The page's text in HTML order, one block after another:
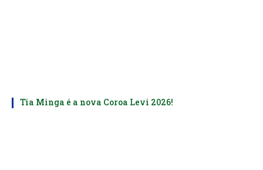
Tia Minga é a nova Coroa Levi 2026!